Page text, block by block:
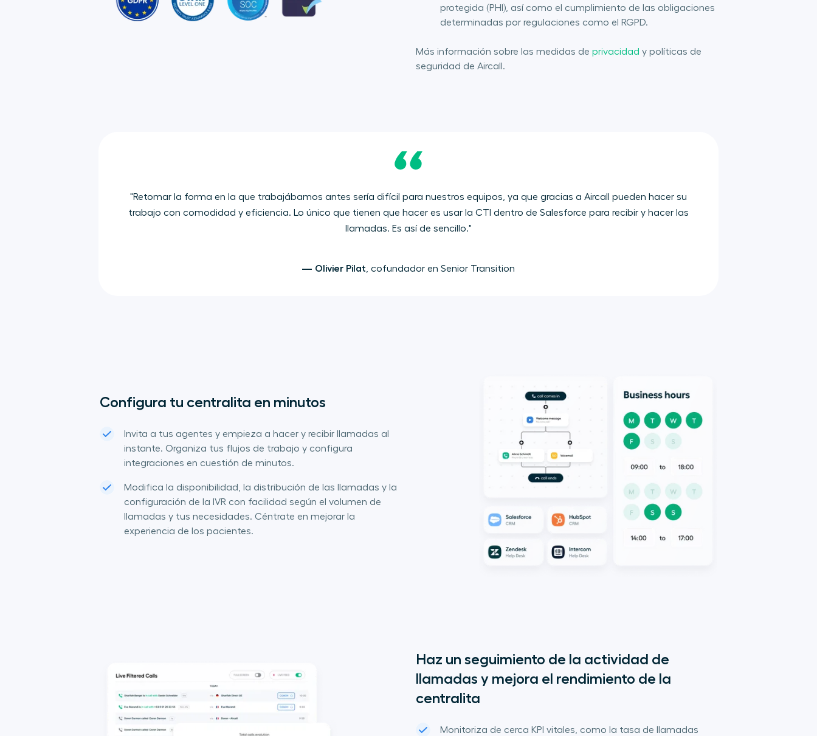
protegida (PHI), así como el cumplimiento de las obligaciones
determinadas por regulaciones como el RGPD.
Más información sobre las medidas deprivacidad y políticas de
seguridad de Aircall.
"Retomar la forma en la que trabajábamos antes sería difícil para nuestros equipos, ya que gracias a Aircall pueden hacer su
trabajo con comodidad y eficiencia. Lo único que tienen que hacer es usar la CTI dentro de Salesforce para recibir y hacer las
llamadas. Es así de sencillo."
— Olivier Pilat, cofundador en Senior Transition
Configura tu centralita en minutos
Invita a tus agentes y empieza a hacer y recibir llamadas al
instante. Organiza tus flujos de trabajo y configura
integraciones en cuestión de minutos.
Modifica la disponibilidad, la distribución de las llamadas y la
configuración de la IVR con facilidad según el volumen de
llamadas y tus necesidades. Céntrate en mejorar la
experiencia de los pacientes.
Haz un seguimiento de la actividad de
llamadas y mejora el rendimiento de la
centralita
Monitoriza de cerca KPI vitales, como la tasa de llamadas